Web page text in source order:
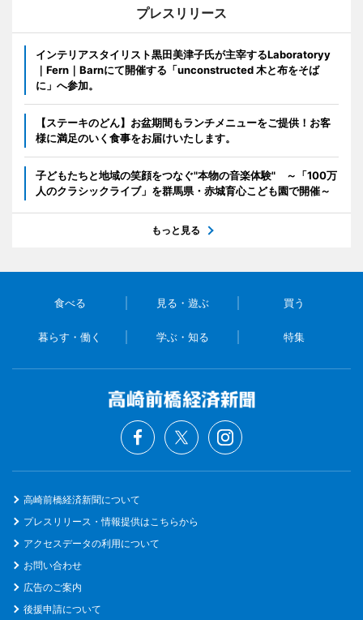
プレスリリース
インテリアスタイリスト黒田美津子氏が主宰するLaboratoryy
｜Fern｜Barnにて開催する「unconstructed 木と布をそば
に」へ参加。
【ステーキのどん】お盆期間もランチメニューをご提供！お客
様に満足のいく食事をお届けいたします。
子どもたちと地域の笑顔をつなぐ"本物の音楽体験" ～「100万
人のクラシックライブ」を群馬県・赤城育心こども園で開催～
もっと見る
食べる 見る・遊ぶ 買う
暮らす・働く 学ぶ・知る 特集
高崎前橋経済新聞について
プレスリリース・情報提供はこちらから
アクセスデータの利用について
お問い合わせ
広告のご案内
後援申請について